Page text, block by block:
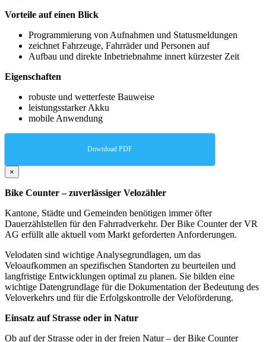
Vorteile auf einen Blick
Programmierung von Aufnahmen und Statusmeldungen
zeichnet Fahrzeuge, Fahrräder und Personen auf
Aufbau und direkte Inbetriebnahme innert kürzester Zeit
Eigenschaften
robuste und wetterfeste Bauweise
leistungsstarker Akku
mobile Anwendung
Download PDF
×
Bike Counter – zuverlässiger Velozähler
Kantone, Städte und Gemeinden benötigen immer öfter
Dauerzählstellen für den Fahrradverkehr. Der Bike Counter der VR
AG erfüllt alle aktuell vom Markt geforderten Anforderungen.
Velodaten sind wichtige Analysegrundlagen, um das
Veloaufkommen an spezifischen Standorten zu beurteilen und
langfristige Entwicklungen optimal zu planen. Sie bilden eine
wichtige Datengrundlage für die Dokumentation der Bedeutung des
Veloverkehrs und für die Erfolgskontrolle der Veloförderung.
Einsatz auf Strasse oder in Natur
Ob auf der Strasse oder in der freien Natur – der Bike Counter